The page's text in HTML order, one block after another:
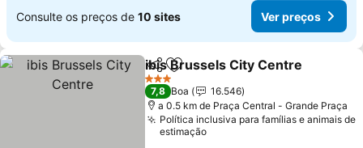
Consulte os preços de 10 sites Ver preços
PartilharAdicionar aos favoritos
ibis Brussels City Centre
3 Estrelas
7,8 Boa
16.546
a 0.5 km de Praça Central - Grande Praça
Política inclusiva para famílias e animais de
estimação